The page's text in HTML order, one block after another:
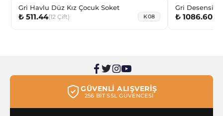
Gri Havlu Düz Kız Çocuk Soket
₺ 511.44(12 Çift) K08
Gri Desensiz
₺ 1086.60
GÜVENLİ ALIŞVERİŞ
256 BİT SSL GÜVENCESİ